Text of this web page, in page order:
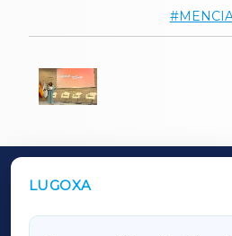
LUGOXA
OUTROS PERIÓDICOS